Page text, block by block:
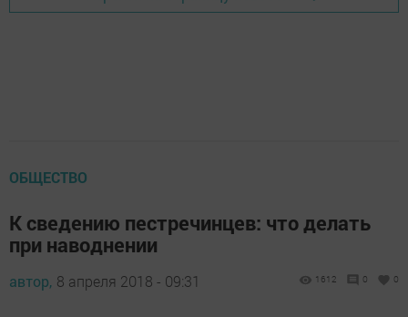
ОБЩЕСТВО
К сведению пестречинцев: что делать
при наводнении
автор, 8 апреля 2018 - 09:31 1612 0 0